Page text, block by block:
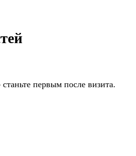
первым после визита.